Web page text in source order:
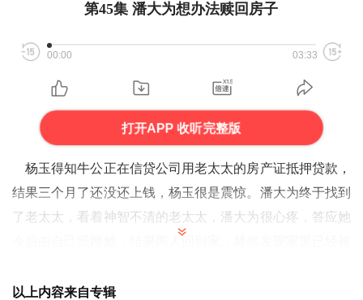
第45集 潘大为想办法赎回房子
00:00 03:33
打开APP 收听完整版
杨玉得知牛公正在信贷公司用老太太的房产证抵押贷款，
结果三个月了还没还上钱，杨玉很是震惊。潘大为终于找到
了老太太，看着神智不清的老太太，潘大为很心疼，答应她
以上内容来自专辑